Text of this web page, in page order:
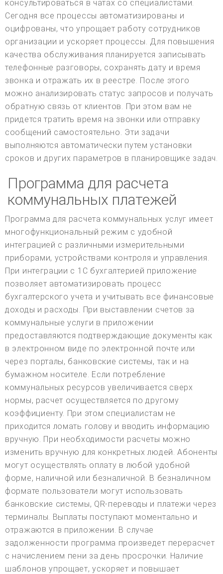
консультироваться в чатах со специалистами.
Сегодня все процессы автоматизированы и
оцифрованы, что упрощает работу сотрудников
организации и ускоряет процессы. Для повышения
качества обслуживания планируется записывать
телефонные разговоры, сохранять дату и время
звонка и отражать их в реестре. После этого
можно анализировать статус запросов и получать
обратную связь от клиентов. При этом вам не
придется тратить время на звонки или отправку
сообщений самостоятельно. Эти задачи
выполняются автоматически путем установки
сроков и других параметров в планировщике задач.
Программа для расчета
коммунальных платежей
Программа для расчета коммунальных услуг имеет
многофункциональный режим с удобной
интеграцией с различными измерительными
приборами, устройствами контроля и управления.
При интеграции с 1С бухгалтерией приложение
позволяет автоматизировать процесс
бухгалтерского учета и учитывать все финансовые
доходы и расходы. При выставлении счетов за
коммунальные услуги в приложении
предоставляются подтверждающие документы как
в электронном виде по электронной почте или
через порталы, банковские системы, так и на
бумажном носителе. Если потребление
коммунальных ресурсов увеличивается сверх
нормы, расчет осуществляется по другому
коэффициенту. При этом специалистам не
приходится ломать голову и вводить информацию
вручную. При необходимости расчеты можно
изменить вручную для конкретных людей. Абоненты
могут осуществлять оплату в любой удобной
форме, наличной или безналичной. В безналичном
формате пользователи могут использовать
банковские системы, QR-переводы и платежи через
терминалы. Выплаты поступают моментально и
отражаются в приложении. В случае
задолженности программа произведет перерасчет
с начислением пени за день просрочки. Наличие
шаблонов упрощает, ускоряет и повышает